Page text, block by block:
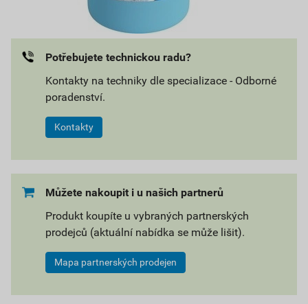
Potřebujete technickou radu?
Kontakty na techniky dle specializace - Odborné
poradenství.
Kontakty
Můžete nakoupit i u našich partnerů
Produkt koupíte u vybraných partnerských
prodejců (aktuální nabídka se může lišit).
Mapa partnerských prodejen